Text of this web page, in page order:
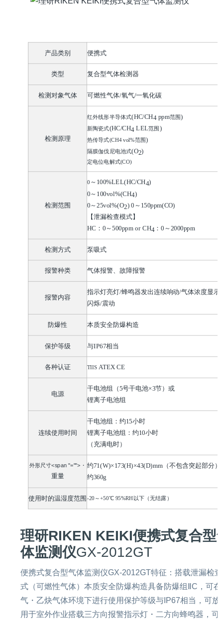
产品类别 便携式
类型 复合型气体检测器
检测对象气体 可燃性气体/氧气/一氧化碳
检测原理
红外线形半导体式(HC/CH4 ppm范围)
新陶瓷式(HC/CH4 LEL范围)
热传导式(CH4 vol%范围)
隔膜伽伐尼电池式(O2)
定电位电解式(CO)
检测范围
0 ～ 100%LEL(HC/CH4)
0～ 100vol%(CH4)
0～25vol%(O2) 0 ～ 150ppm(CO)
【泄漏检查模式】
HC ： 0～500ppm or CH4 ：0 ～2000ppm
检测方式 泵吸式
报警种类 气体报警、故障报警
报警内容
指示灯亮灯/蜂鸣器发出连续响动/气体浓度显示
闪烁/震动
防爆性 本质安全防爆构造
保护等级 与IP67相当
各种认证 TIIS ATEX CE
电源
干电池组（5号干电池×3节）或
锂离子电池组
连续使用时间
干电池组：约15小时
锂离子电池组：约10小时
（充满电时）
外形尺寸<span "="">・
重量
约71(W)×173(H)×43(D)mm （不包含突起部分）
约360g
使用时的温湿度范围 -20 ～+50℃ 95%RH以下（无结露 ）
理研RIKEN KEIKI便携式复合型
体监测仪GX-2012GT
便携式复合型气体监测仪GX-2012GT特征：搭载泄漏检
式（可燃性气体）本质安全防爆构造具备防爆组ⅡC，可
气・乙炔气体环境下进行使用保护等级与IP67相当，可放
用于室外作业搭载三方向报警指示灯・二方向蜂鸣器，可